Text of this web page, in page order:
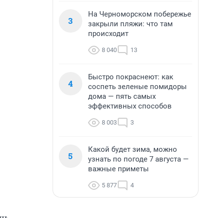
3
На Черноморском побережье
закрыли пляжи: что там
происходит
8 040 13
4
Быстро покраснеют: как
соспеть зеленые помидоры
дома — пять самых
эффективных способов
8 003 3
5
Какой будет зима, можно
узнать по погоде 7 августа —
важные приметы
5 877 4